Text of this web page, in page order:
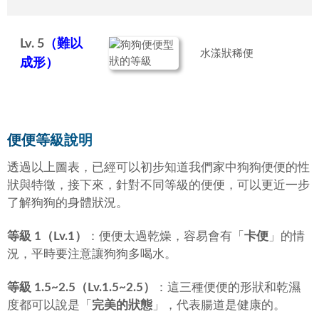
Lv. 5 （難以
成形）
水漾狀稀便
便便等級說明
透過以上圖表，已經可以初步知道我們家中狗狗便便的性
狀與特徵，接下來，針對不同等級的便便，可以更近一步
了解狗狗的身體狀況。
等級 1（Lv.1） ：便便太過乾燥，容易會有「 卡便 」的情
況，平時要注意讓狗狗多喝水。
等級 1.5~2.5（Lv.1.5~2.5）
：這三種便便的形狀和乾濕
度都可以說是「 完美的狀態 」，代表腸道是健康的。